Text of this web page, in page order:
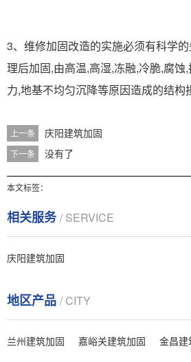
3、维修加固改造的实施必须有科学
理后加固,由高温,高湿,冻融,冷脆,腐蚀
力,地基不均匀沉降等原因造成的结构
上一条 庆阳建筑加固
下一条 没有了
本文标签：
相关服务/ SERVICE
庆阳建筑加固
地区产品 / CITY
兰州建筑加固 嘉峪关建筑加固 金昌建